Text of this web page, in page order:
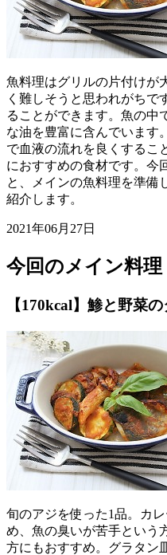
魚料理はグリルの片付けが
く難しそうと思われがちで
ることができます。魚の中
な油を豊富に含んでいます
で血液の流れを良くするこ
におすすめの食材です。今
と、メインの魚料理を準備
紹介します。
2021年06月27日
今回のメイン料理
【170kcal】鯵と野菜
旬のアジを使った1品。カ
め、魚の臭いが苦手という
方にもおすすめ。グラタン